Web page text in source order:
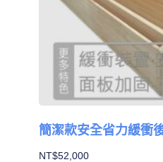
簡潔款安全省力緩衝
NT$52,000